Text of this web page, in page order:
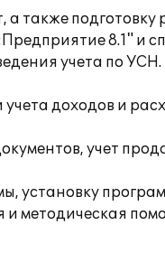
также
8.1" и
учета по УСН.
доходов и
учет
методическая